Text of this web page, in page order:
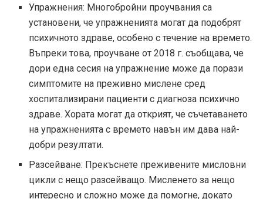
Упражнения: Многобройни проучвания са
установени, че упражненията могат да подобрят
психичното здраве, особено с течение на времето.
Въпреки това, проучване от 2018 г. съобщава, че
дори една сесия на упражнение може да порази
симптомите на преживно мислене сред
хоспитализирани пациенти с диагноза психично
здраве. Хората могат да открият, че съчетаването
на упражненията с времето навън им дава най-
добри резултати.
Разсейване: Прекъснете преживените мисловни
цикли с нещо разсейващо. Мисленето за нещо
интересно и сложно може да помогне, докато